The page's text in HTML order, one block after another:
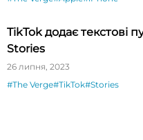
TikTok додає текстові
Stories
26 липня, 2023
#The Verge#TikTok#Stories